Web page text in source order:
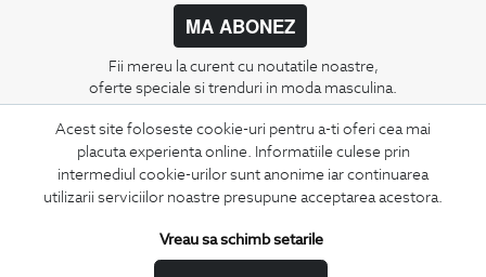
Acest site foloseste cookie-uri pentru a-ti oferi cea mai
placuta experienta online. Informatiile culese prin
intermediul cookie-urilor sunt anonime iar continuarea
utilizarii serviciilor noastre presupune acceptarea acestora.
Vreau sa schimb setarile
MA ABONEZ
Fii mereu la curent cu noutatile noastre,
oferte speciale si trenduri in moda masculina.
CONCIERGE
Termeni si conditii
Schimburi si retur
Feedback site